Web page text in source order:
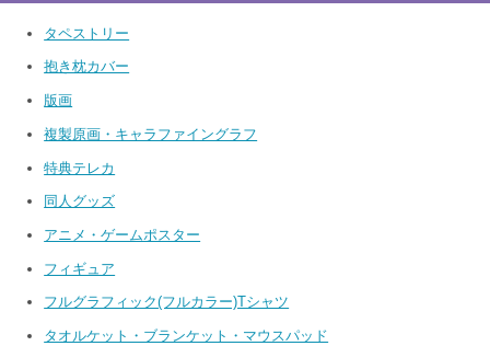
タペストリー
抱き枕カバー
版画
複製原画・キャラファイングラフ
特典テレカ
同人グッズ
アニメ・ゲームポスター
フィギュア
フルグラフィック(フルカラー)Tシャツ
タオルケット・ブランケット・マウスパッド